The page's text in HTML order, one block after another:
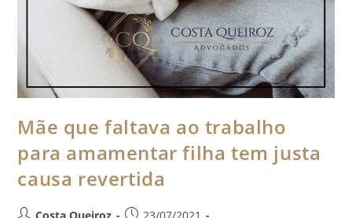
Mãe que faltava ao trabalho
para amamentar filha tem justa
causa revertida
Costa Queiroz
23/07/2021